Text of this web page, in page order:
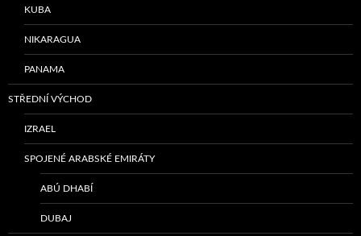
KUBA
NIKARAGUA
PANAMA
STŘEDNÍ VÝCHOD
IZRAEL
SPOJENÉ ARABSKÉ EMIRÁTY
ABÚ DHABÍ
DUBAJ